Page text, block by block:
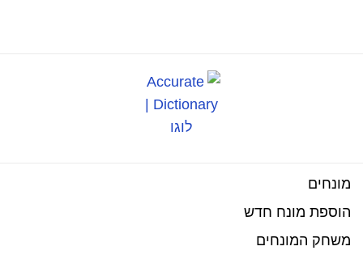
מונחים
הוספת מונח חדש
משחק המונחים